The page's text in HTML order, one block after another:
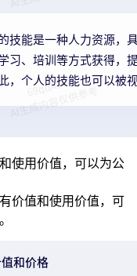
使用价值，可以为公
价值和使用价值，可